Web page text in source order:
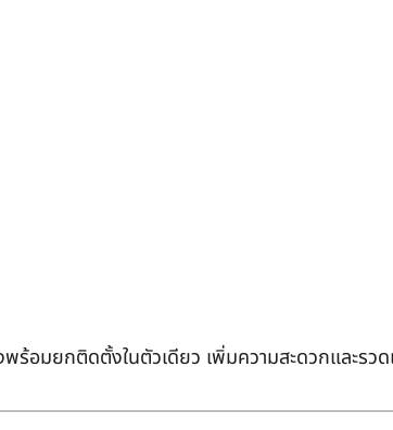
ร้อมยกติดตั้งในตัวเดียว เพิ่มความสะดวกและรวด